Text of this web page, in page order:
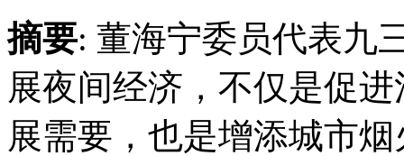
摘要: 董海宁委员代表九
展夜间经济，不仅是促
展需要，也是增添城市